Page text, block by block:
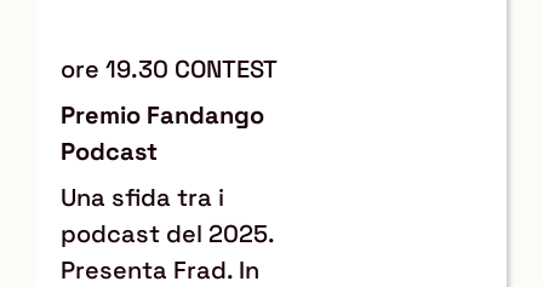
ore 19.30 CONTEST
Premio Fandango
Podcast
Una sfida tra i
podcast del 2025.
Presenta Frad. In